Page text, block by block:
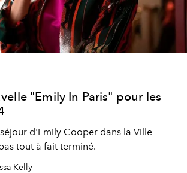
"Emily In Paris" pour les
d'Emily Cooper dans la Ville
tout à fait terminé.
Kelly